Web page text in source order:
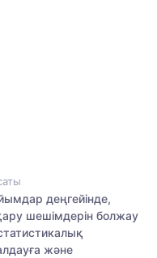
деңгейінде,
шешімдерін болжау
және